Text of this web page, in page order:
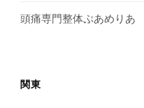
頭痛専門整体ぷあめりあ
関東